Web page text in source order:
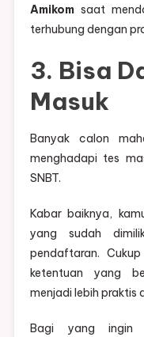
Amikomsaat
terhubung dengan
3. Bisa
Masuk
Banyak calon
menghadapi tes
SNBT.
Kabar baiknya,
yang sudah
pendaftaran.
ketentuan yang
menjadi lebih praktis
Bagi yang ingin